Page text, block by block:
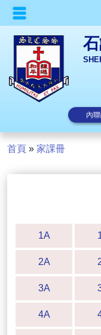
內
首頁 » 家課冊
1A
2A
3A
4A